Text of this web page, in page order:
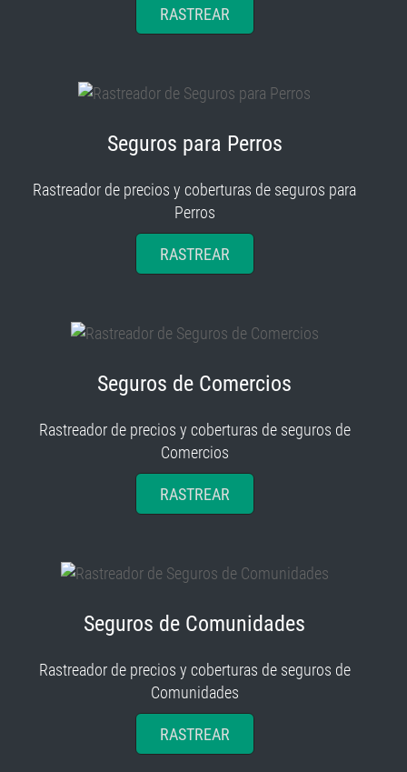
RASTREAR
Seguros para Perros
Rastreador de precios y coberturas de seguros para
Perros
RASTREAR
Seguros de Comercios
Rastreador de precios y coberturas de seguros de
Comercios
RASTREAR
Seguros de Comunidades
Rastreador de precios y coberturas de seguros de
Comunidades
RASTREAR